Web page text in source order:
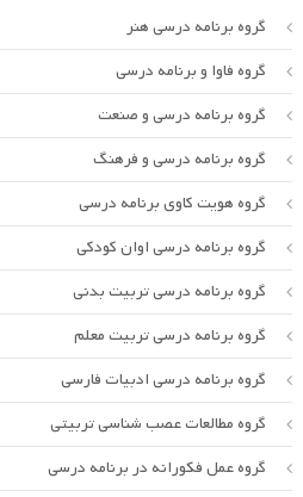
گروه برنامه درسی هنر
گروه فاوا و برنامه درسی
گروه برنامه درسی و صنعت
گروه برنامه درسی و فرهنگ
گروه هویت کاوی برنامه درسی
گروه برنامه درسی اوان کودکی
گروه برنامه درسی تربیت بدنی
گروه برنامه درسی تربیت معلم
گروه برنامه درسی ادبیات فارسی
گروه مطالعات عصب شناسی تربیتی
گروه عمل فکورانه در برنامه درسی